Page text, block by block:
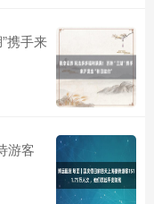
携手来
游客